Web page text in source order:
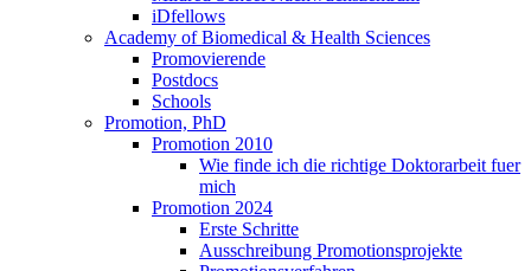
iDfellows
Academy of Biomedical & Health Sciences
Promovierende
Postdocs
Schools
Promotion, PhD
Promotion 2010
Wie finde ich die richtige Doktorarbeit fuer
mich
Promotion 2024
Erste Schritte
Ausschreibung Promotionsprojekte